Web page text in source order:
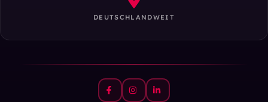
DEUTSCHLANDWEIT